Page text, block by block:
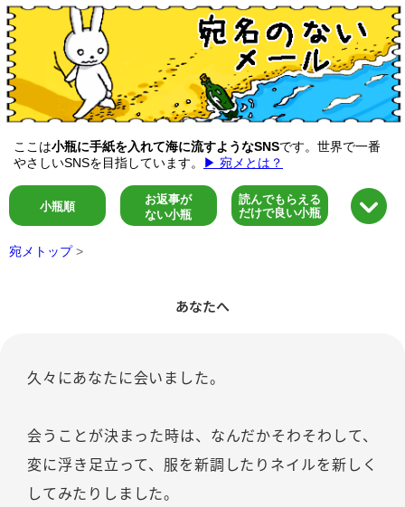
ここは小瓶に手紙を入れて海に流すようなSNSです。世界で一番
やさしいSNSを目指しています。
▶ 宛メとは？
小瓶順
お返事が
ない小瓶
読んでもらえる
だけで良い小瓶
宛メトップ >
あなたへ
久々にあなたに会いました。
会うことが決まった時は、なんだかそわそわして、
変に浮き足立って、服を新調したりネイルを新しく
してみたりしました。